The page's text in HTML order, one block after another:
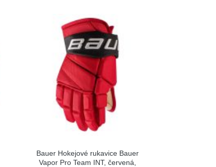
Bauer Hokejové rukavice Bauer
Vapor Pro Team INT, červená,